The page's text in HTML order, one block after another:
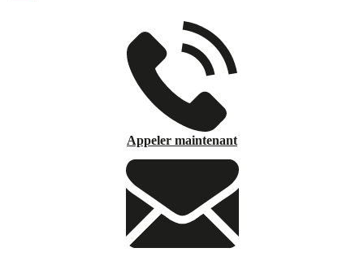
Appeler maintenant